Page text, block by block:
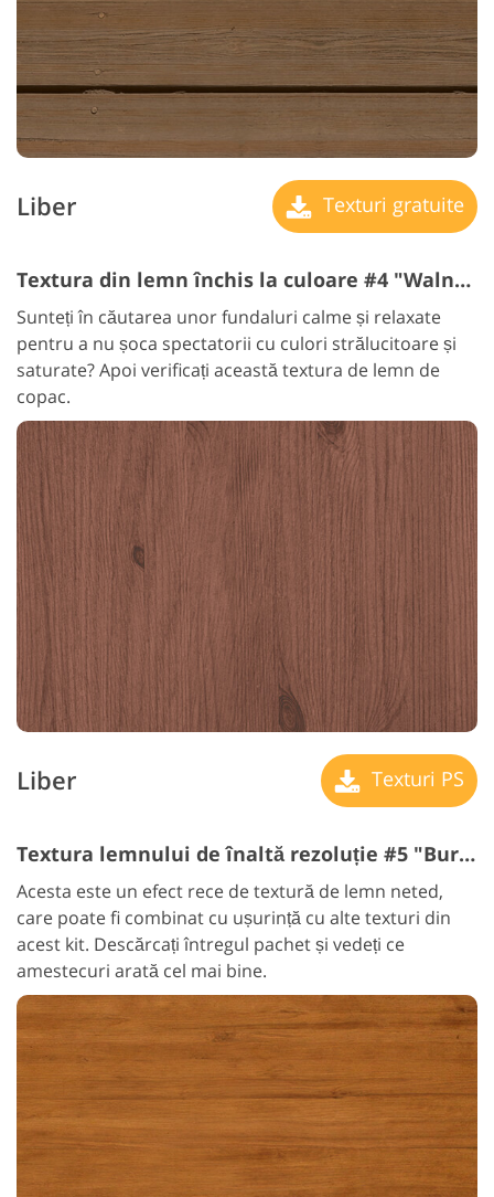
Liber Texturi gratuite
Textura din lemn închis la culoare #4 "Walnut"
Sunteți în căutarea unor fundaluri calme și relaxate
pentru a nu șoca spectatorii cu culori strălucitoare și
saturate? Apoi verificați această textura de lemn de
copac.
Liber Texturi PS
Textura lemnului de înaltă rezoluție #5 "Burnt"
Acesta este un efect rece de textură de lemn neted,
care poate fi combinat cu ușurință cu alte texturi din
acest kit. Descărcați întregul pachet și vedeți ce
amestecuri arată cel mai bine.